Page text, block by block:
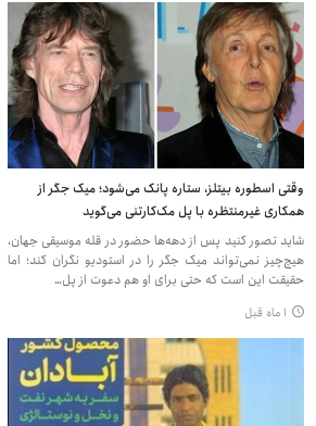
وقتی اسطوره بیتلز، ستاره پانک می‌شود؛ میک جگر از
همکاری غیرمنتظره با پل مک‌کارتنی می‌گوید
شاید تصور کنید پس از دهه‌ها حضور در قله موسیقی جهان،
هیچ‌چیز نمی‌تواند میک جگر را در استودیو نگران کند؛ اما
حقیقت این است که حتی برای او هم دعوت از پل…
۱ ماه قبل